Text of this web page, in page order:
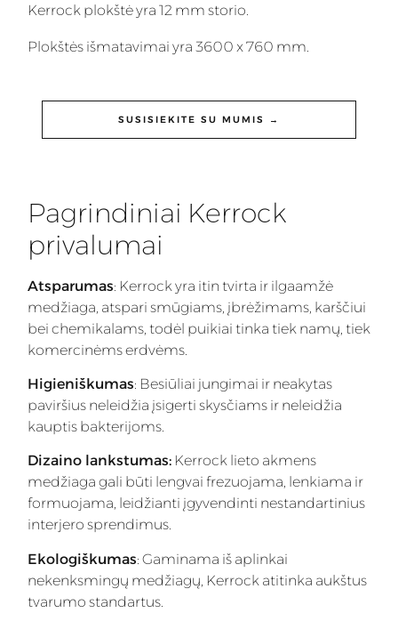
Kerrock plokštė yra 12 mm storio.
Plokštės išmatavimai yra 3600 x 760 mm.
SUSISIEKITE SU MUMIS →
Pagrindiniai Kerrock
privalumai
Atsparumas: Kerrock yra itin tvirta ir ilgaamžė
medžiaga, atspari smūgiams, įbrėžimams, karščiui
bei chemikalams, todėl puikiai tinka tiek namų, tiek
komercinėms erdvėms.
Higieniškumas: Besiūliai jungimai ir neakytas
paviršius neleidžia įsigerti skysčiams ir neleidžia
kauptis bakterijoms.
Dizaino lankstumas: Kerrock lieto akmens
medžiaga gali būti lengvai frezuojama, lenkiama ir
formuojama, leidžianti įgyvendinti nestandartinius
interjero sprendimus.
Ekologiškumas: Gaminama iš aplinkai
nekenksmingų medžiagų, Kerrock atitinka aukštus
tvarumo standartus.